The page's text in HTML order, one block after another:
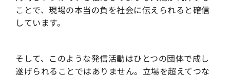
ことで、現場の本当の負を社会に伝えられると確信
しています。
そして、このような発信活動はひとつの団体で成し
遂げられることではありません。立場を超えてつな